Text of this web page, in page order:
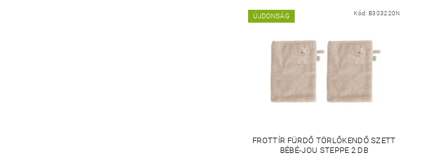
ÚJDONSÁG Kód: B303220N
FROTTÍR FÜRDŐ TÖRLŐKENDŐ SZETT
BÉBÉ-JOU STEPPE 2 DB